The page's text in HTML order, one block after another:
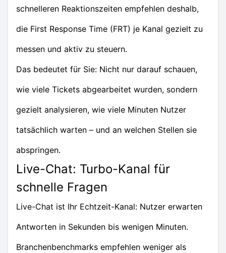
schnelleren Reaktionszeiten empfehlen deshalb,
die First Response Time (FRT) je Kanal gezielt zu
messen und aktiv zu steuern.
Das bedeutet für Sie: Nicht nur darauf schauen,
wie viele Tickets abgearbeitet wurden, sondern
gezielt analysieren, wie viele Minuten Nutzer
tatsächlich warten – und an welchen Stellen sie
abspringen.
Live-Chat: Turbo-Kanal für
schnelle Fragen
Live-Chat ist Ihr Echtzeit-Kanal: Nutzer erwarten
Antworten in Sekunden bis wenigen Minuten.
Branchenbenchmarks empfehlen weniger als